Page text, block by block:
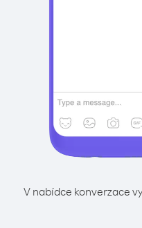
V nabídce konverzace